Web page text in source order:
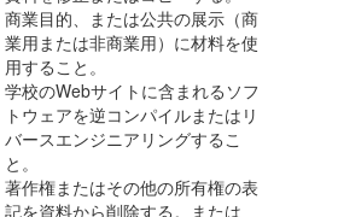
商業目的、または公共の展示（商
業用または非商業用）に材料を使
用すること。
学校のWebサイトに含まれるソフ
トウェアを逆コンパイルまたはリ
バースエンジニアリングするこ
と。
著作権またはその他の所有権の表
記を資料から削除する。または